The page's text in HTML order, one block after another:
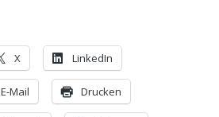
X LinkedIn
E-Mail Drucken